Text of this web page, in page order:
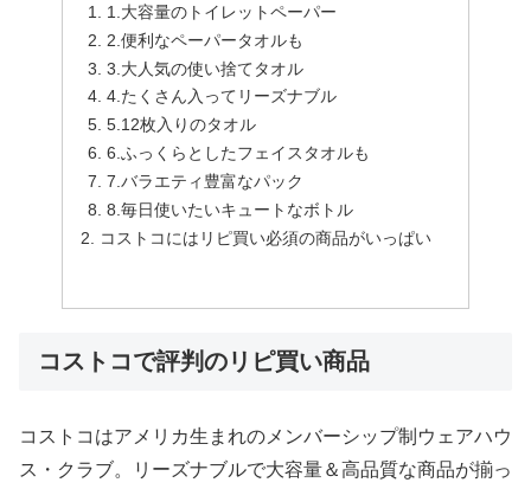
1.大容量のトイレットペーパー
2.便利なペーパータオルも
3.大人気の使い捨てタオル
4.たくさん入ってリーズナブル
5.12枚入りのタオル
6.ふっくらとしたフェイスタオルも
7.バラエティ豊富なパック
8.毎日使いたいキュートなボトル
コストコにはリピ買い必須の商品がいっぱい
コストコで評判のリピ買い商品
コストコはアメリカ生まれのメンバーシップ制ウェアハウ
ス・クラブ。リーズナブルで大容量＆高品質な商品が揃っ